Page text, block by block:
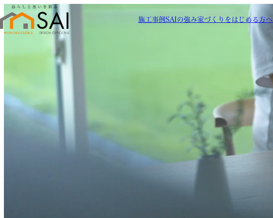
施工事例SAIの強み家づくりをはじめる方へ